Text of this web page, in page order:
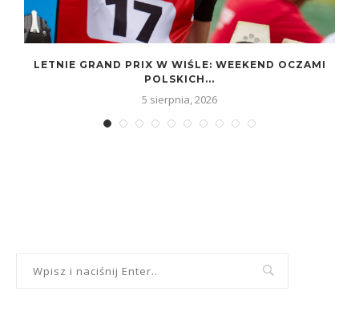
LETNIE GRAND PRIX W WIŚLE: WEEKEND OCZAMI
POLSKICH...
5 sierpnia, 2026